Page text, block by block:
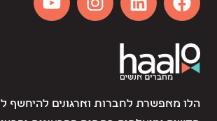
הלו מאפשרת לחברות וארגונים להיחשף